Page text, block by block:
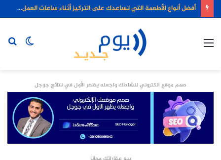
أفضل أنواع الأطعمة التي تساعدك على التركيز أثناء ساعات العمل الطويلة
الوضع
صمم موقع الكتروني لنشاطك واجعله يظهر الأول في نتائج جوجل